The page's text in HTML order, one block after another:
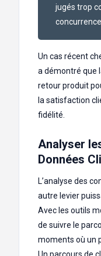
jugés trop
Un cas récent
a démontré que
retour produit
la satisfaction
fidélité.
Analyser
Données
L’analyse des
autre levier
Avec les outils
de suivre le
moments où un
Un parcours de